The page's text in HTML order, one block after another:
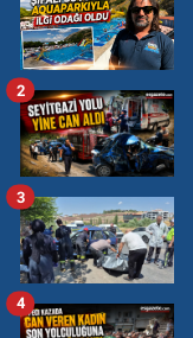
2
3
4